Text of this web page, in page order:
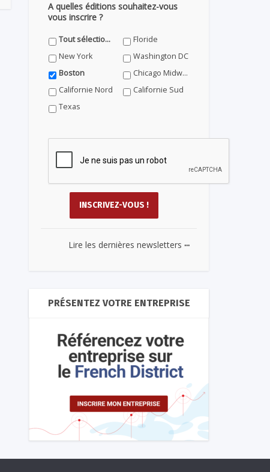
A quelles éditions souhaitez-vous
vous inscrire ?
Tout sélectionner
Floride
New York
Washington DC
Boston
Chicago Midwest
Californie Nord
Californie Sud
Texas
Lire les dernières newsletters ...
PRÉSENTEZ VOTRE ENTREPRISE